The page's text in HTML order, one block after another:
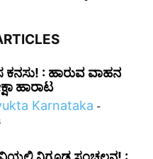
: ಹಾರುವ ವಾಹನ
ಹಾರಾಟ
Karnataka -